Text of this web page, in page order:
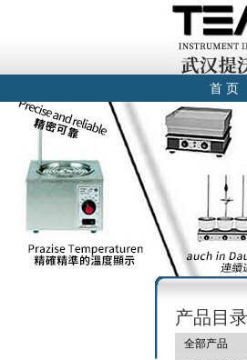
首 页
产品目录
全部产品